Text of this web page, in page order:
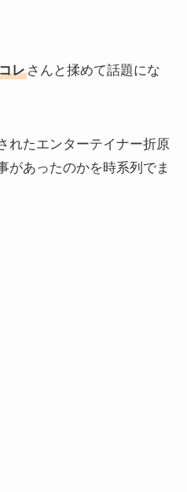
レさんと揉めて話題にな
れたエンターテイナー折原
があったのかを時系列でま